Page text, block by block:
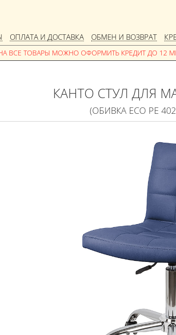
ОПЛАТА И ДОСТАВКА ОБМЕН И ВОЗВРАТ
КАНТО СТУЛ ДЛЯ
(ОБИВКА ECO PE